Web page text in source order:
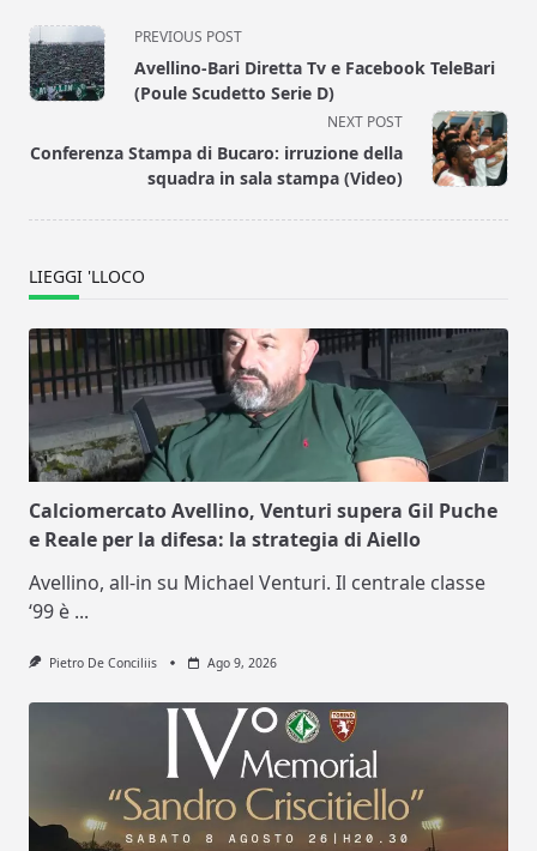
<span
class="nav-
subtitle
reader-
text">Page</span>
PREVIOUS POST
Avellino-Bari Diretta Tv e Facebook TeleBari
(Poule Scudetto Serie D)
NEXT POST
Conferenza Stampa di Bucaro: irruzione della
squadra in sala stampa (Video)
LIEGGI 'LLOCO
Calciomercato Avellino, Venturi supera Gil Puche
e Reale per la difesa: la strategia di Aiello
Avellino, all-in su Michael Venturi. Il centrale classe
‘99 è ...
Pietro De Conciliis Ago 9, 2026